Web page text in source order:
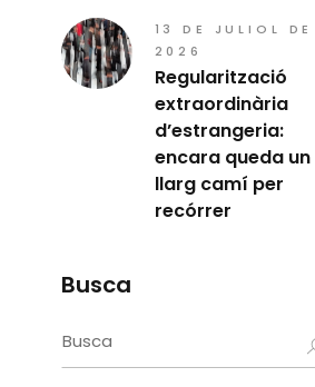
13 DE JULIOL DE
2026
Regularització
extraordinària
d’estrangeria:
encara queda un
llarg camí per
recórrer
Busca
Search
for: